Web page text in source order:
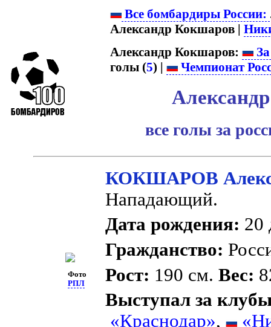
Все бомбардиры России:
Александр Кокшаров |
Александр Кокшаров:
голы (5) | Чемпионат
все голы за
Фото
РПЛ
КОКШАРОВ
Нападающий.
Дата рождения: 20
Гражданство:
Рост: 190 см.Вес:
Выступал за
«Краснодар»,